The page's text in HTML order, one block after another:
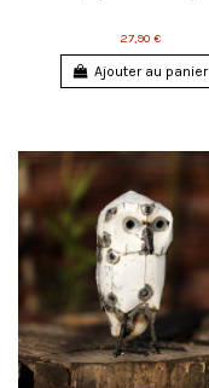
27,90 €
Ajouter au panier